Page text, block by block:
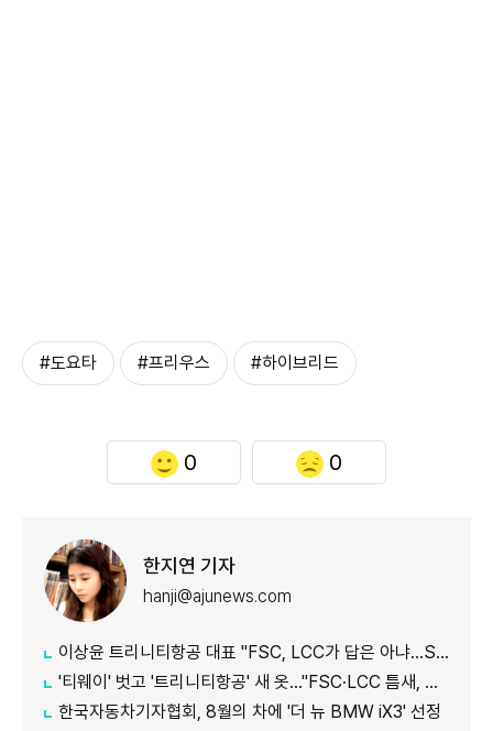
#도요타 #프리우스 #하이브리드
0 0
한지연 기자
hanji@ajunews.com
이상윤 트리니티항공 대표 "FSC, LCC가 답은 아냐…SSC로 새 수요 창출"
'티웨이' 벗고 '트리니티항공' 새 옷…"FSC·LCC 틈새, SSC 전략으로 공략"
한국자동차기자협회, 8월의 차에 '더 뉴 BMW iX3' 선정